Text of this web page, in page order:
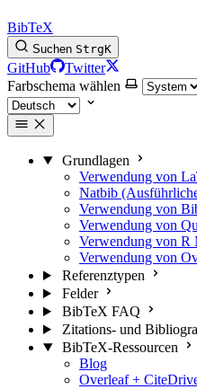
BibTeX
Suchen StrgK
GitHub
Twitter
Farbschema wählen
Grundlagen
Verwendung von
Natbib
Verwendung von
Verwendung von
Verwendung von R
Verwendung von
Referenztypen
Felder
BibTeX FAQ
Zitations- und
BibTeX-Ressourcen
Blog
Overleaf +